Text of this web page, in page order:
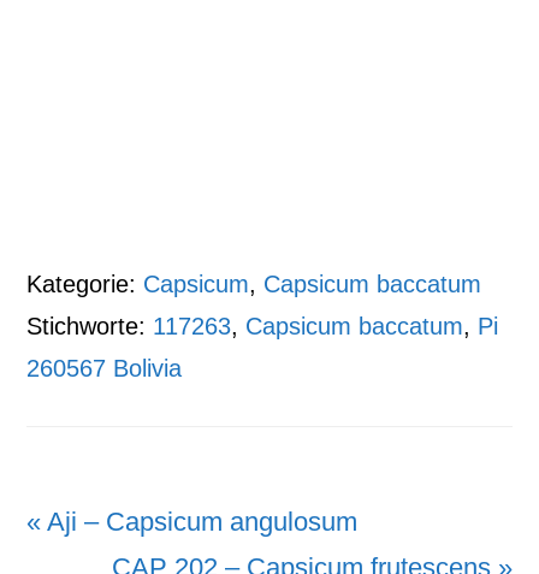
Kategorie: Capsicum, Capsicum baccatum
Stichworte: 117263, Capsicum baccatum, Pi
260567 Bolivia
Vorheriger
Beitrag:
« Aji – Capsicum angulosum
Nächster
CAP 202 – Capsicum frutescens »